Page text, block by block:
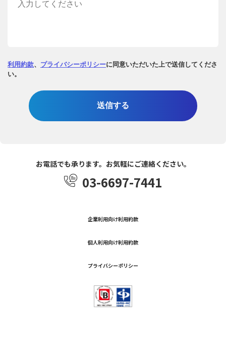
利用約款、 プライバシーポリシーに同意いただいた上で送信してくださ
い。
送信する
お電話でも承ります。お気軽にご連絡ください。
03-6697-7441
企業利用向け利用約款
個人利用向け利用約款
プライバシーポリシー